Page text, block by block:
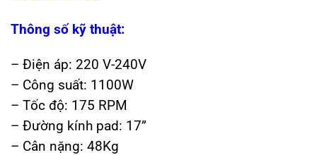
Thông số kỹ thuật:
– Điện áp: 220 V-240V
– Công suất: 1100W
– Tốc độ: 175 RPM
– Đường kính pad: 17”
– Cân nặng: 48Kg